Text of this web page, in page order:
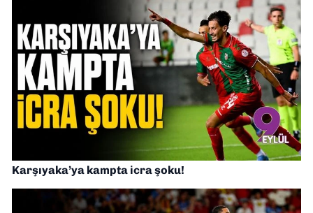
Karşıyaka’ya kampta icra şoku!